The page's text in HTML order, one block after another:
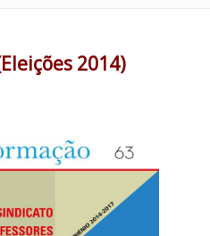
2014)